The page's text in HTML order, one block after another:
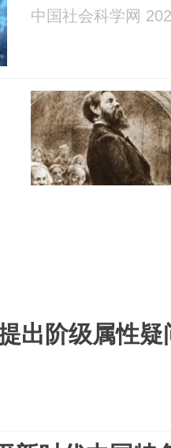
中国社会科学网
出阶级属性